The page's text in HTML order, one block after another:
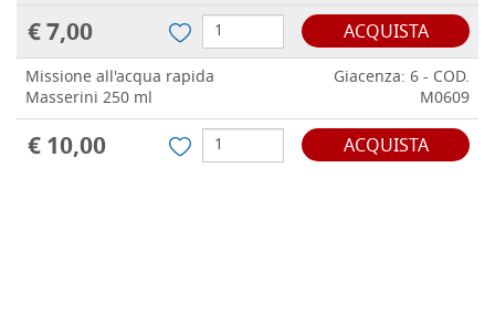
€ 7,00 ACQUISTA
Missione all'acqua rapida
Masserini 250 ml
Giacenza: 6 - COD.
M0609
€ 10,00 ACQUISTA